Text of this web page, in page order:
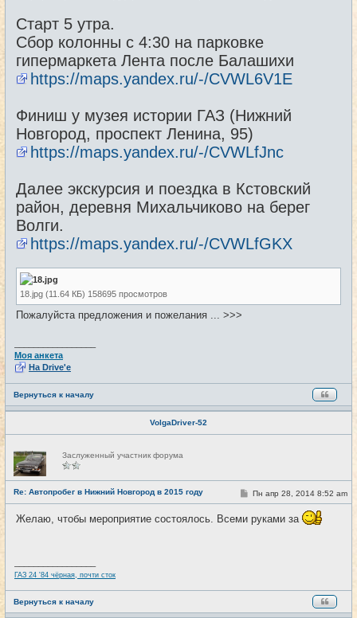
Старт 5 утра.
Сбор колонны с 4:30 на парковке
гипермаркета Лента после Балашихи
https://maps.yandex.ru/-/CVWL6V1E
Финиш у музея истории ГАЗ (Нижний
Новгород, проспект Ленина, 95)
https://maps.yandex.ru/-/CVWLfJnc
Далее экскурсия и поездка в Кстовский
район, деревня Михальчиково на берег
Волги.
https://maps.yandex.ru/-/CVWLfGKX
18.jpg (11.64 КБ) 158695 просмотров
Пожалуйста предложения и пожелания ... >>>
Моя анкета
На Drive'e
Вернуться к началу
VolgaDriver-52
Н
е
в
с
е
т
и
Заслуженный участник форума
Re: Автопробег в Нижний Новгород в 2015 году #2
С
о
б
Пн апр 28, 2014 8:52 am
Желаю, чтобы мероприятие состоялось. Всеми руками за
ГАЗ 24 '84 чёрная, почти сток
Вернуться к началу